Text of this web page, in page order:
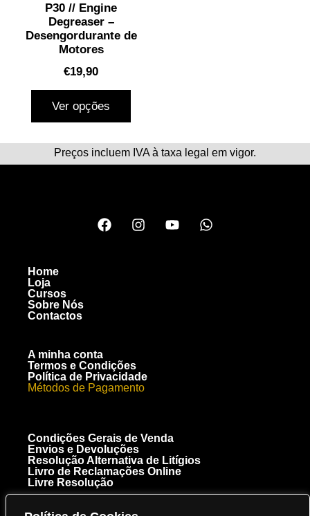
P30 // Engine
Degreaser –
Desengordurante de
Motores
€19,90
Ver opções
Preços incluem IVA à taxa legal em vigor.
Home
Loja
Cursos
Sobre Nós
Contactos
A minha conta
Termos e Condições
Política de Privacidade
Métodos de Pagamento
Condições Gerais de Venda
Envios e Devoluções
Resolução Alternativa de Litígios
Livro de Reclamações Online
Livre Resolução